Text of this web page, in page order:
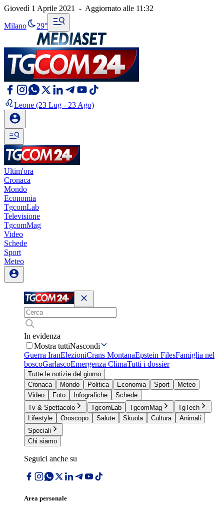
Giovedì 1 Aprile 2021 - Aggiornato alle 11:32
Milano 29°
Leone (23 Lug - 23 Ago)
Ultim'ora
Cronaca
Mondo
Economia
TgcomLab
Televisione
TgcomMag
Video
Schede
Sport
Meteo
In evidenza
Mostra tuttiNascondi
Guerra IranElezioniCrans MontanaEpstein FilesFamiglia nel
boscoGarlascoEmergenza ClimaTutti i dossier
Tutte le notizie del giorno
Cronaca
Mondo Politica Economia Sport
Meteo
Video
Foto Infografiche
Schede
Tv & Spettacolo
TgcomLab TgcomMag
TgTech
Lifestyle
Oroscopo Salute Skuola Cultura
Animali
Speciali
Chi siamo
Seguici anche su
Area personale